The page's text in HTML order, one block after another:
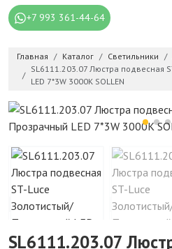
+7 993 361-44-64
Главная Каталог Светильники
SL6111.203.07 Люстра подвесная
LED 7*3W 3000K SOLLEN
SL6111.203.07